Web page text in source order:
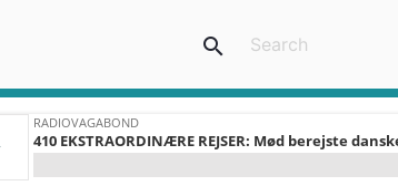
search